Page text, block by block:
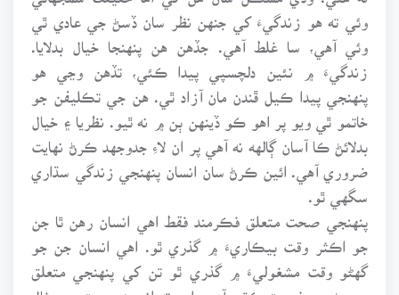
وئي ته هو زندگيءَ کي جنهن نظر سان ڏسڻ جي عادي ٿي
وئي آهي، سا غلط آهي. جڏهن هن پنهنجا خيال بدلايا.
زندگيءَ ۾ نئين دلچسپي پيدا ڪئي، تڏهن وڃي هو
پنهنجي پيدا ڪيل ڦندن مان آزاد ٿي. هن جي تڪليفن جو
خاتمو ٿي ويو پر اهو ڪو ڏينهن ٻن ۾ نه ٿيو. نظريا ۽ خيال
بدلائڻ ڪا آسان ڳالهه نه آهي پر ان لاءِ جدوجهد ڪرڻ نهايت
ضروري آهي. ائين ڪرڻ سان انسان پنهنجي زندگي سڌاري
سگهي ٿو.
پنهنجي صحت متعلق فڪرمند فقط اهي انسان رهن ٿا جن
جو اڪثر وقت بيڪاريءَ ۾ گذري ٿو. اهي انسان جن جو
گهڻو وقت مشغوليءَ ۾ گذري ٿو تن کي پنهنجي متعلق
سوچڻ جي فرصت ڪٿي آهي. اچو ته انهيءَ عورت جو مثال